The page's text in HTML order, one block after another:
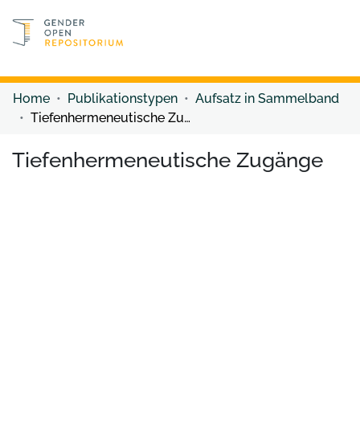
Discover content
Home Publikationstypen
Aufsatz in Sammelband
Tiefenhermeneutische Zugänge
Tiefenhermeneutische Zugänge